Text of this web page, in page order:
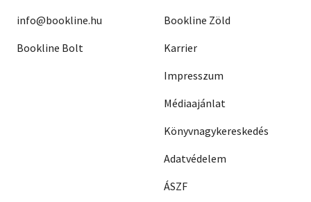
info@bookline.hu
Bookline Bolt
Bookline Zöld
Karrier
Impresszum
Médiaajánlat
Könyvnagykereskedés
Adatvédelem
ÁSZF